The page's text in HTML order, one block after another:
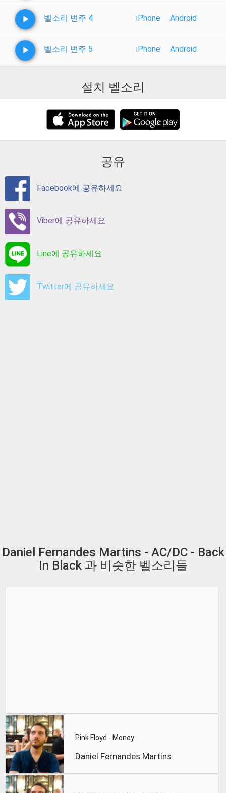
벨소리 변주 4 iPhone Android
벨소리 변주 5 iPhone Android
설치 벨소리
공유
Facebook에 공유하세요
Viber에 공유하세요
Line에 공유하세요
Twitter에 공유하세요
Daniel Fernandes Martins - AC/DC - Back
In Black 과 비슷한 벨소리들
Pink Floyd - Money
Daniel Fernandes Martins